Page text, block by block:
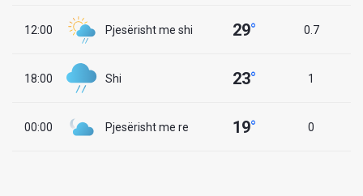
12:00 Pjesërisht me shi 29° 0.7
18:00 Shi 23° 1
00:00 Pjesërisht me re 19° 0